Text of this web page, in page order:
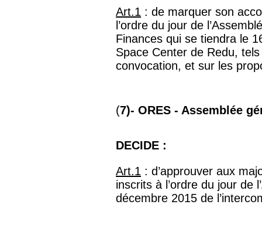
Art.1 : de marquer son
l’ordre du jour de
Finances qui se tiendra le
Space Center de Redu,
convocation, et sur les
(7)- ORES - Assemblée
DECIDE :
Art.1 : d’approuver aux
inscrits à l’ordre du jour de
décembre 2015 de